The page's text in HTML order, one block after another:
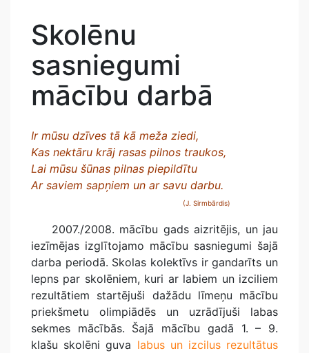
Skolēnu
sasniegumi
mācību darbā
Ir mūsu dzīves tā kā meža ziedi,
Kas nektāru krāj rasas pilnos traukos,
Lai mūsu šūnas pilnas piepildītu
Ar saviem sapņiem un ar savu darbu.
(J. Sirmbārdis)
2007./2008. mācību gads aizritējis, un jau
iezīmējas izglītojamo mācību sasniegumi šajā
darba periodā. Skolas kolektīvs ir gandarīts un
lepns par skolēniem, kuri ar labiem un izciliem
rezultātiem startējuši dažādu līmeņu mācību
priekšmetu olimpiādēs un uzrādījuši labas
sekmes mācībās. Šajā mācību gadā 1. – 9.
klašu skolēni guva labus un izcilus rezultātus